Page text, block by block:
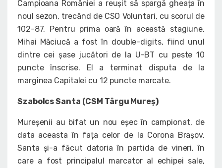
Campioana României a reușit să spargă gheața în
noul sezon, trecând de CSO Voluntari, cu scorul de
102-87. Pentru prima oară în această stagiune,
Mihai Măciucă a fost în double-digits, fiind unul
dintre cei șase jucători de la U-BT cu peste 10
puncte înscrise. El a terminat disputa de la
marginea Capitalei cu 12 puncte marcate.
Szabolcs Santa (CSM Târgu Mureș)
Mureșenii au bifat un nou eșec în campionat, de
data aceasta în fața celor de la Corona Brașov.
Santa și-a făcut datoria în partida de vineri, în
care a fost principalul marcator al echipei sale,